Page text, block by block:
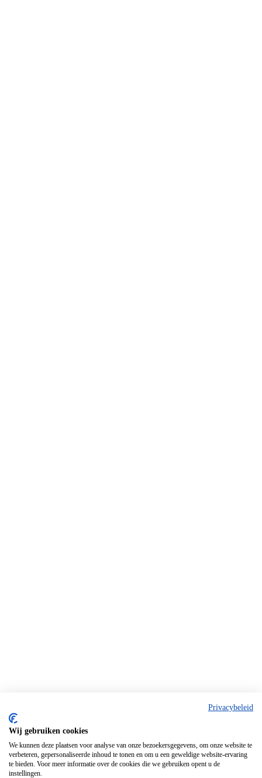
Privacybeleid
Wij gebruiken cookies
We kunnen deze plaatsen voor analyse van onze bezoekersgegevens, om onze website te
verbeteren, gepersonaliseerde inhoud te tonen en om u een geweldige website-ervaring
te bieden. Voor meer informatie over de cookies die we gebruiken opent u de
instellingen.